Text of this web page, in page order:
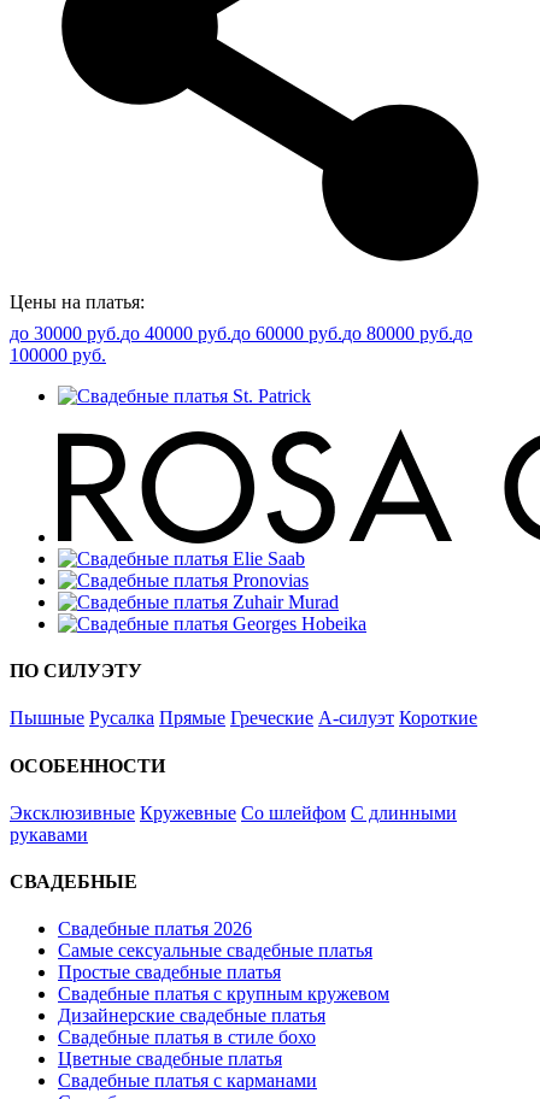
Цены на платья:
до 30000 руб.до 40000 руб.до 60000 руб.до 80000 руб.до
100000 руб.
ПО СИЛУЭТУ
Пышные Русалка Прямые Греческие А-силуэт Короткие
ОСОБЕННОСТИ
Эксклюзивные Кружевные Со шлейфом С длинными
рукавами
СВАДЕБНЫЕ
Свадебные платья 2026
Самые сексуальные свадебные платья
Простые свадебные платья
Свадебные платья с крупным кружевом
Дизайнерские свадебные платья
Свадебные платья в стиле бохо
Цветные свадебные платья
Свадебные платья с карманами